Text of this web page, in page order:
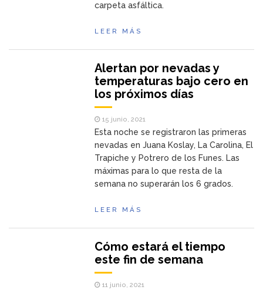
carpeta asfáltica.
LEER MÁS
Alertan por nevadas y
temperaturas bajo cero en
los próximos días
15 junio, 2021
Esta noche se registraron las primeras
nevadas en Juana Koslay, La Carolina, El
Trapiche y Potrero de los Funes. Las
máximas para lo que resta de la
semana no superarán los 6 grados.
LEER MÁS
Cómo estará el tiempo
este fin de semana
11 junio, 2021